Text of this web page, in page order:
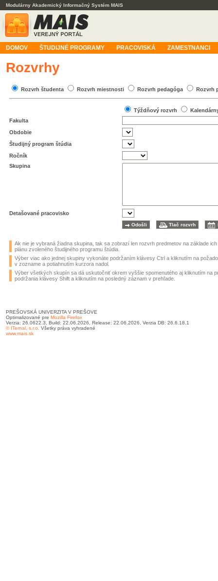
Modulárny Akademický Informačný Systém MAIS
DOMOV ŠTUDIJNÉ PROGRAMY PRACOVISKÁ ZAMESTNANCI
Rozvrhy
Rozvrh študenta Rozvrh miestnosti Rozvrh pedagóga Rozvrh
Týždňový rozvrh
Fakulta
Obdobie
Študijný program štúdia
Ročník
Skupina
Detašované pracovisko
Ak nie je vybraná žiadna skupina, tak sa zobrazí len rozvrh predmetov na základe
plánu zvoleného študijného programu štúdia.
Výber viac ako jednej skupiny vykonáte podržaním klávesy Ctrl a kliknutím na
v zozname a potiahnutím kurzora nadol.
Výber všetkých skupín sa dá uskutočniť okrem vyššie spomenutého aj kliknutím na
podržania klávesy Shift a kliknutím na posledný záznam v prehľade.
PREŠOVSKÁ UNIVERZITA V PREŠOVE
Optimalizované pre Mozilla Firefox
Verzia: 26.0622.3, Build: 22.06.2026, Release: 22.06.2026, Verzia DB: 26.6.18.1
© ITernal, s.r.o. Všetky práva vyhradené
www.mais.sk